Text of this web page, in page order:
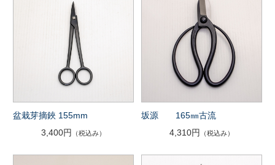
盆栽芽摘鋏 155mm
3,400円 （税込み）
坂源 165㎜古流
4,310円
（税込み）